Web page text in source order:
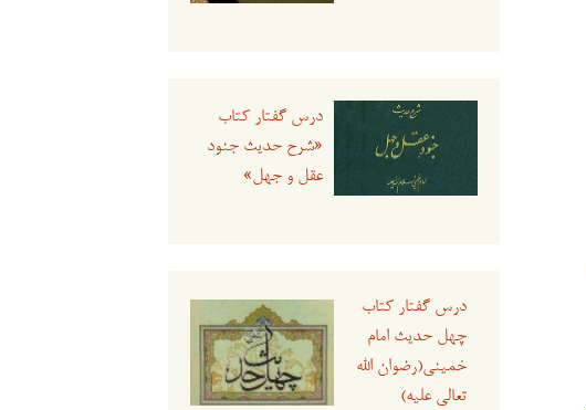
درس گفتار کتاب
«شرح حدیث جنود
عقل و جهل»
درس گفتار کتاب
چهل حدیث امام
خمینی(رضوان الله
تعالی علیه)